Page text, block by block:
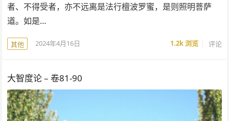
者、不得受者，亦不远离是法行檀波罗蜜，是则照明菩萨
道。如是…
其他 2024年4月16日 1.2k浏览 评论
大智度论 – 卷81-90